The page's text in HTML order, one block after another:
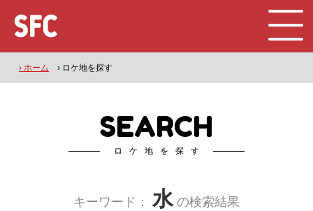
› ホーム › ロケ地を探す
SEARCH
ロケ地を探す
キーワード：水の検索結果